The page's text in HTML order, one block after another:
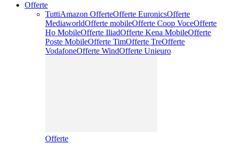
Offerte
TuttiAmazon OfferteOfferte EuronicsOfferte
MediaworldOfferte mobileOfferte Coop VoceOfferte
Ho MobileOfferte IliadOfferte Kena MobileOfferte
Poste MobileOfferte TimOfferte TreOfferte
VodafoneOfferte WindOfferte Unieuro
Offerte